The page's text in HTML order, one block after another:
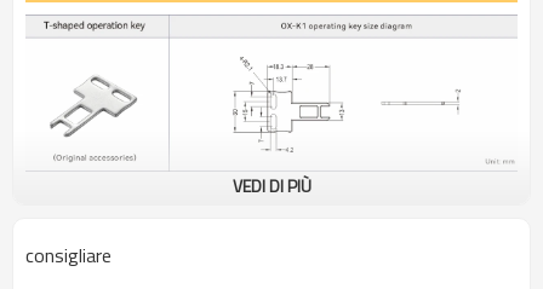
e resistenza all'usura, ma sopporta anche condizioni estreme e
VEDI DI PIÙ
consigliare